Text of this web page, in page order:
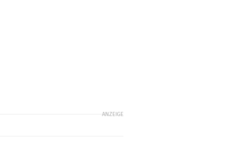
ANZEIGE